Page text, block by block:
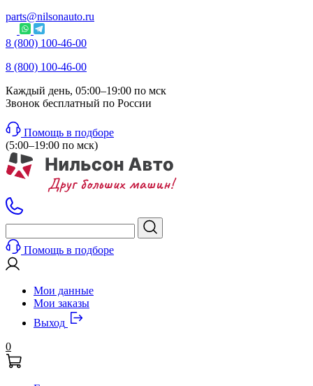
parts@nilsonauto.ru
8 (800) 100-46-00
8 (800) 100-46-00
Каждый день, 05:00–19:00 по мск
Звонок бесплатный по России
Помощь в подборе
(5:00–19:00 по мск)
Помощь в подборе
Мои данные
Мои заказы
Выход
0